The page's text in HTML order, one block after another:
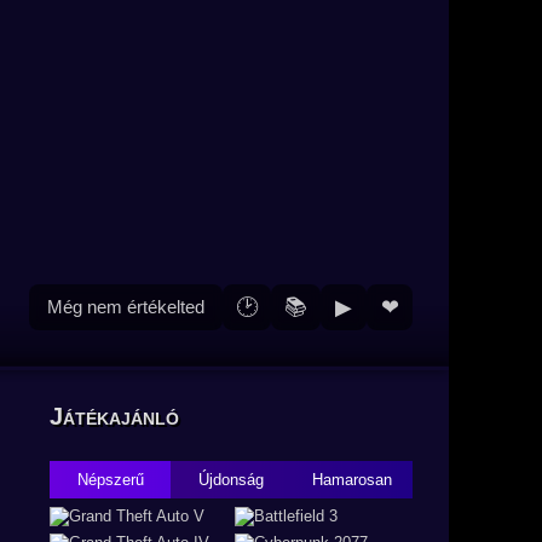
Még nem értékelted 🕑 📚 ▶ ❤
Játékajánló
Népszerű Újdonság Hamarosan